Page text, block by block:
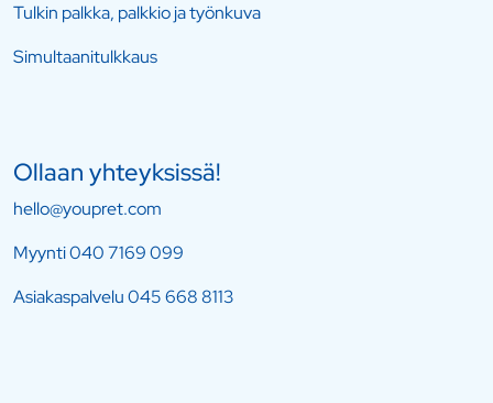
Tulkin palkka, palkkio ja työnkuva
Simultaanitulkkaus
Ollaan yhteyksissä!
hello@youpret.com
Myynti040 7169 099
Asiakaspalvelu045 668 8113